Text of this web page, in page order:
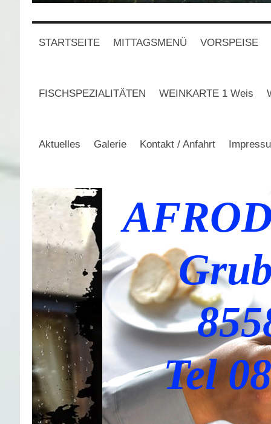
STARTSEITE MITTAGSMENÜ VORSPEISE
FISCHSPEZIALITÄTEN WEINKARTE 1 Weis
Aktuelles Galerie Kontakt / Anfahrt
Tel